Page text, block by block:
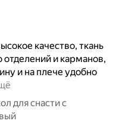
качество, ткань
отделений и карманов,
и на плече удобно
для снасти с